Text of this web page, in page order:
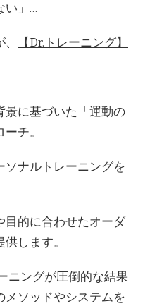
い」…
【Dr.トレーニング】
景に基づいた「運動の
チ。
ソナルトレーニングを
目的に合わせたオーダ
します。
ニングが圧倒的な結果
メソッドやシステムを